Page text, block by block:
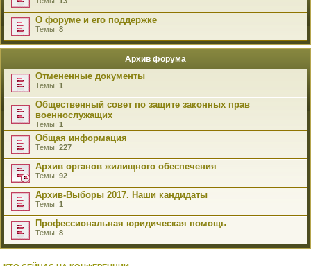
О форуме и его поддержке
Темы: 8
Архив форума
Отмененные документы
Темы: 1
Общественный совет по защите законных прав
военнослужащих
Темы: 1
Общая информация
Темы: 227
Архив органов жилищного обеспечения
Темы: 92
Архив-Выборы 2017. Наши кандидаты
Темы: 1
Профессиональная юридическая помощь
Темы: 8